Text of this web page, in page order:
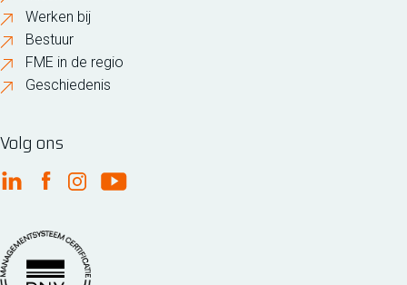
Werken bij
Bestuur
FME in de regio
Geschiedenis
Volg ons
FME Linkedin
FME Facebook
FME Instagram
FME Youtube